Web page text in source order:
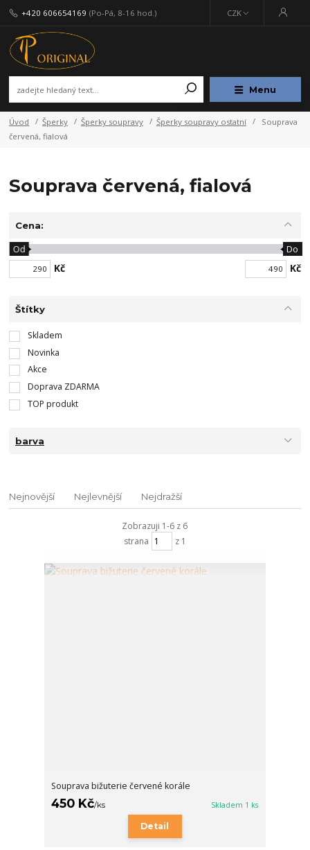
Menu
CZK
+420 606654169 (Po-Pá, 8-16 hod.)
Úvod Šperky Šperky soupravy Šperky soupravy ostatní
Souprava
červená, fialová
Souprava červená, fialová
Cena:
Kč
Od Do
Kč
Štítky
Skladem
Novinka
Akce
Doprava ZDARMA
TOP produkt
barva
Nejnovější Nejlevnější Nejdražší
Zobrazuji 1-6 z 6
strana
z 1
Souprava bižuterie červené korále
450 Kč/ks Skladem 1 ks
Detail